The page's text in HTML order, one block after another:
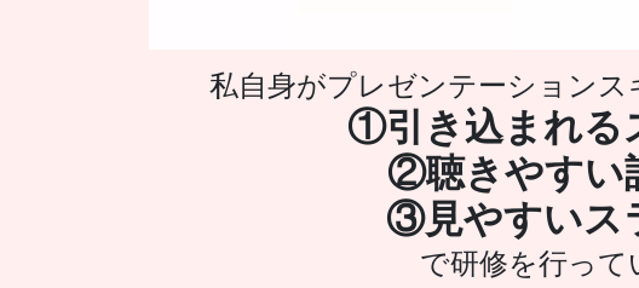
私自身がプレゼンテーションス
①引き込まれる
②聴きやすい
③見やすい
で研修を行って